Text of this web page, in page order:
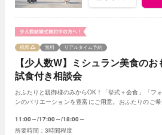
【少人数W】ミシュラン美食の
試食付き相談会
残席 無料 リアルタイム予約
おふたりと親御様のみからOK！「挙式＋会食」「フ
ンのバリエーションを豊富にご用意。おふたりのご
11:00～ 17:00～ 18:00～
3時間程度